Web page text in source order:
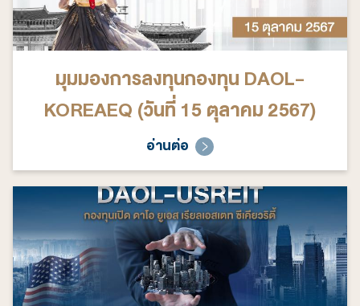
มุมมองการลงทุนกองทุน DAOL-
KOREAEQ (วันที่ 15 ตุลาคม 2567)
อ่านต่อ